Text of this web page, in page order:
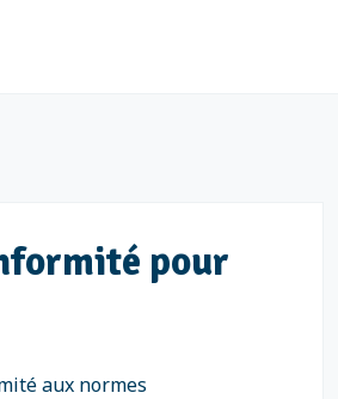
pour
aux normes